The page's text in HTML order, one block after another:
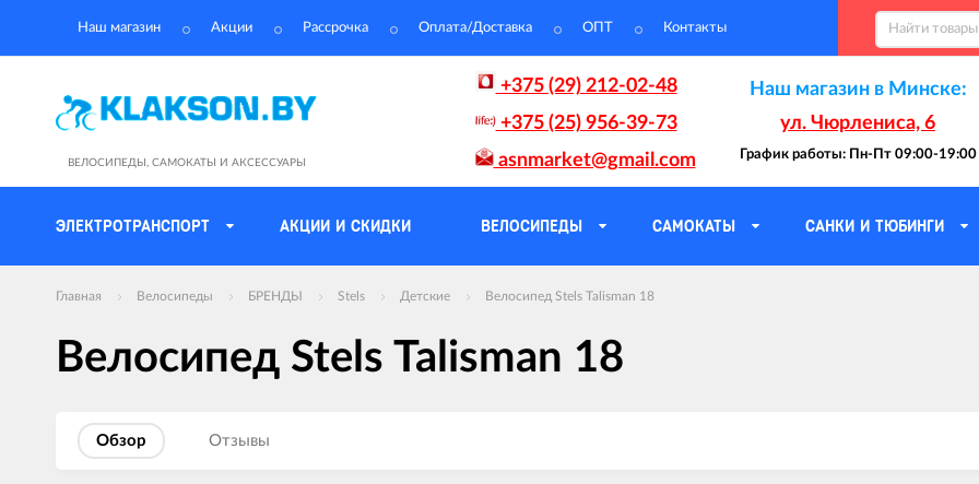
Наш магазин Акции Рассрочка Оплата/Доставка ОПТ Контакты
ВЕЛОСИПЕДЫ, САМОКАТЫ И АКСЕССУАРЫ
+375 (29) 212-02-48
+375 (25) 956-39-73
asnmarket@gmail.com
Наш магазин в Минске:
ул. Чюрлениса, 6
График работы: Пн-Пт 09:00-19:00
ЭЛЕКТРОТРАНСПОРТ АКЦИИ И СКИДКИ ВЕЛОСИПЕДЫ САМОКАТЫ САНКИ И ТЮБИНГИ
Главная Велосипеды БРЕНДЫ Stels Детские Велосипед Stels Talisman 18
Велосипед Stels Talisman 18
Обзор Отзывы